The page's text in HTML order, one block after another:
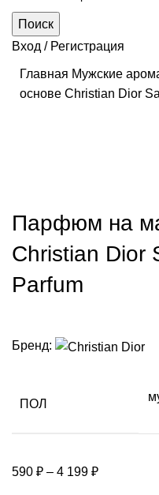
Поиск
Вход / Регистрация
Главная Мужские
основе Christian Dior
Парфюм на
Christian Dior
Parfum
Бренд:
ПОЛ
590 ₽ – 4 199 ₽